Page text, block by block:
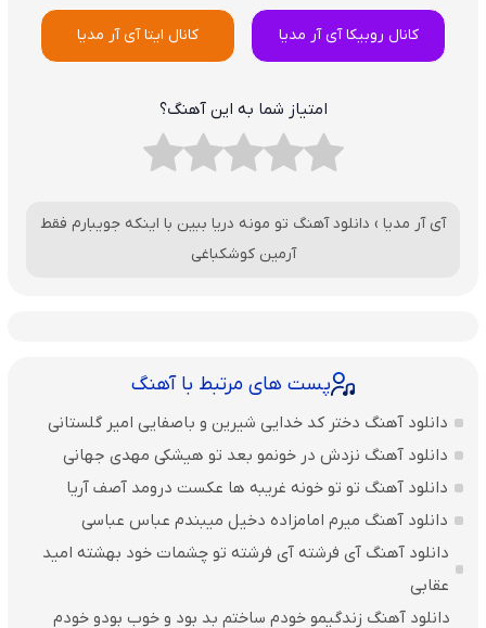
کانال روبیکا آی آر مدیا کانال ایتا آی آر مدیا
امتیاز شما به این آهنگ؟
آی آر مدیا › دانلود آهنگ تو مونه دریا ببین با اینکه جویبارم فقط
آرمین کوشکباغی
پست های مرتبط با آهنگ
دانلود آهنگ دختر کد خدایی شیرین و باصفایی امیر گلستانی
دانلود آهنگ نزدش در خونمو بعد تو هیشکی مهدی جهانی
دانلود آهنگ تو تو خونه غریبه ها عکست درومد آصف آریا
دانلود آهنگ میرم امامزاده دخیل میبندم عباس عباسی
دانلود آهنگ آی فرشته آی فرشته تو چشمات خود بهشته امید
عقابی
دانلود آهنگ زندگیمو خودم ساختم بد بود و خوب بودو خودم